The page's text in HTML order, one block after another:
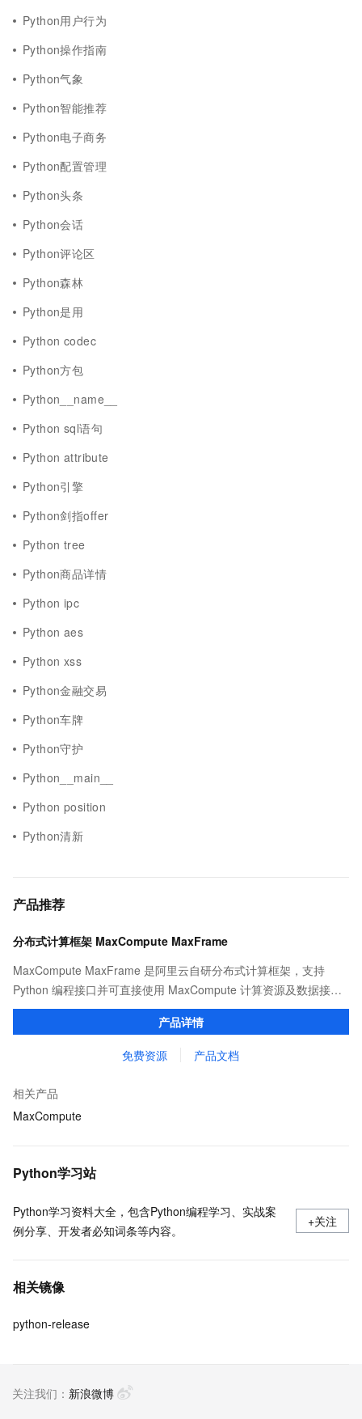
Python用户行为
Python操作指南
Python气象
Python智能推荐
Python电子商务
Python配置管理
Python头条
Python会话
Python评论区
Python森林
Python是用
Python codec
Python方包
Python__name__
Python sql语句
Python attribute
Python引擎
Python剑指offer
Python tree
Python商品详情
Python ipc
Python aes
Python xss
Python金融交易
Python车牌
Python守护
Python__main__
Python position
Python清新
产品推荐
分布式计算框架 MaxCompute MaxFrame
MaxCompute MaxFrame 是阿里云自研分布式计算框架，支持
Python 编程接口并可直接使用 MaxCompute 计算资源及数据接
口，与 MaxCompute Notebook、镜像管理等功能共同构成
MaxCompute 完整 Python 开发生态。
产品详情
免费资源 产品文档
相关产品
MaxCompute
Python学习站
Python学习资料大全，包含Python编程学习、实战案
例分享、开发者必知词条等内容。
+关注
相关镜像
python-release
关注我们： 新浪微博